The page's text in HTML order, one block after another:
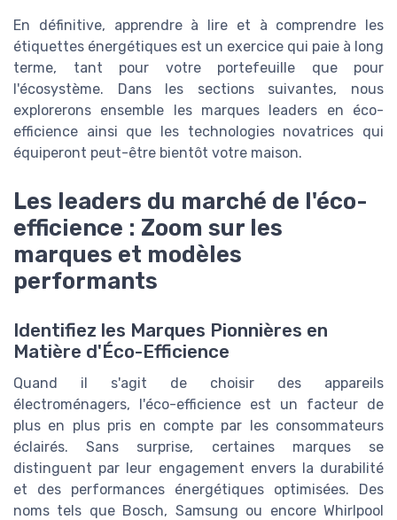
En définitive, apprendre à lire et à comprendre les
étiquettes énergétiques est un exercice qui paie à long
terme, tant pour votre portefeuille que pour
l'écosystème. Dans les sections suivantes, nous
explorerons ensemble les marques leaders en éco-
efficience ainsi que les technologies novatrices qui
équiperont peut-être bientôt votre maison.
Les leaders du marché de l'éco-
efficience : Zoom sur les
marques et modèles
performants
Identifiez les Marques Pionnières en
Matière d'Éco-Efficience
Quand il s'agit de choisir des appareils
électroménagers, l'éco-efficience est un facteur de
plus en plus pris en compte par les consommateurs
éclairés. Sans surprise, certaines marques se
distinguent par leur engagement envers la durabilité
et des performances énergétiques optimisées. Des
noms tels que Bosch, Samsung ou encore Whirlpool